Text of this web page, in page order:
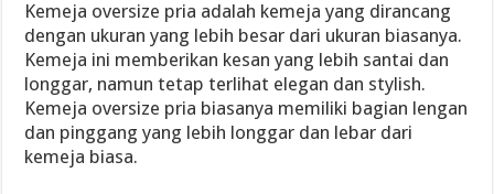
Kemeja oversize pria adalah kemeja yang dirancang
dengan ukuran yang lebih besar dari ukuran biasanya.
Kemeja ini memberikan kesan yang lebih santai dan
longgar, namun tetap terlihat elegan dan stylish.
Kemeja oversize pria biasanya memiliki bagian lengan
dan pinggang yang lebih longgar dan lebar dari
kemeja biasa.